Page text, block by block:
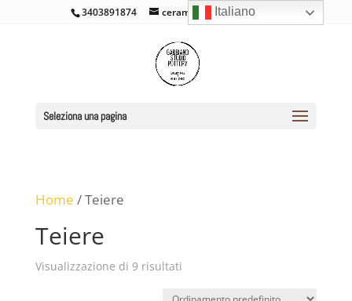
3403891874 ceramicacross@gmail.com
Seleziona una pagina
Home / Teiere
Teiere
Visualizzazione di 9 risultati
Italiano